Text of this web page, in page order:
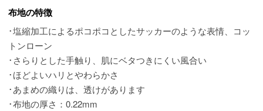
布地の特徴
･塩縮加工によるポコポコとしたサッカーのような表情、コッ
トンローン
･さらりとした手触り、肌にベタつきにくい風合い
･ほどよいハリとやわらかさ
･あまめの織りは、透けがあります
･布地の厚さ：0.22mm